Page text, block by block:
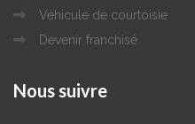
Véhicule de courtoisie
Devenir franchisé
Nous suivre